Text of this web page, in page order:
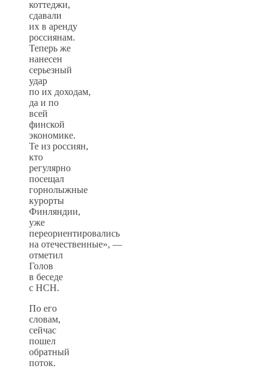
коттеджи,
сдавали
их в аренду
россиянам.
Теперь же
нанесен
серьезный
удар
по их доходам,
да и по
всей
финской
экономике.
Те из россиян,
кто
регулярно
посещал
горнолыжные
курорты
Финляндии,
уже
переориентировались
на отечественные», —
отметил
Голов
в беседе
с НСН.
По его
словам,
сейчас
пошел
обратный
поток.